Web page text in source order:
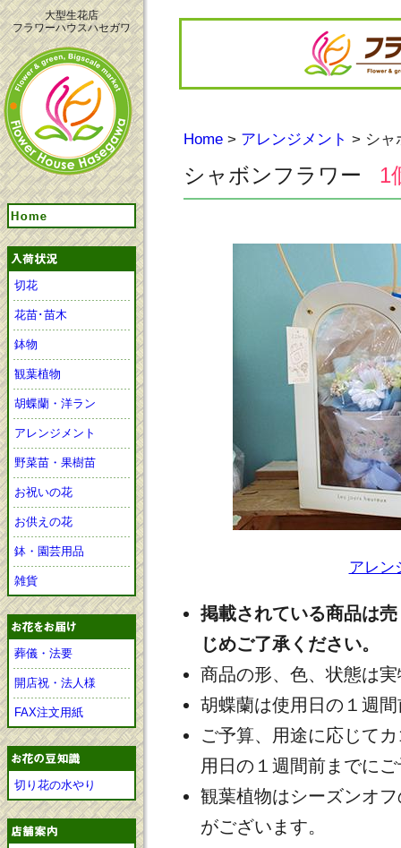
大型生花店
フラワーハウスハセガワ
切花
花苗･苗木
鉢物
観葉植物
胡蝶蘭・洋ラン
アレンジメント
野菜苗・果樹苗
お祝いの花
お供えの花
鉢・園芸用品
雑貨
葬儀・法要
開店祝・法人様
FAX注文用紙
切り花の水やり
Home > アレンジメント > シャ
シャボンフラワー 1
アレン
掲載されている商品は
じめご了承ください。
商品の形、色、状態は
胡蝶蘭は使用日の１週
ご予算、用途に応じて
用日の１週間前までに
観葉植物はシーズンオ
がございます。